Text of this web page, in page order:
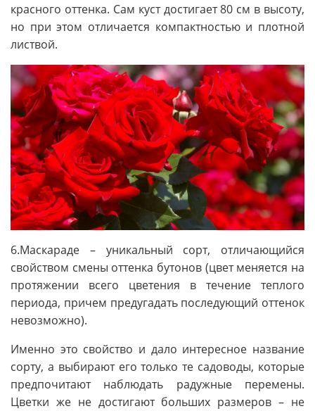
красного оттенка. Сам куст достигает 80 см в высоту,
но при этом отличается компактностью и плотной
листвой.
6.Маскараде – уникальный сорт, отличающийся
свойством смены оттенка бутонов (цвет меняется на
протяжении всего цветения в течение теплого
периода, причем предугадать последующий оттенок
невозможно).
Именно это свойство и дало интересное название
сорту, а выбирают его только те садоводы, которые
предпочитают наблюдать радужные перемены.
Цветки же не достигают больших размеров – не